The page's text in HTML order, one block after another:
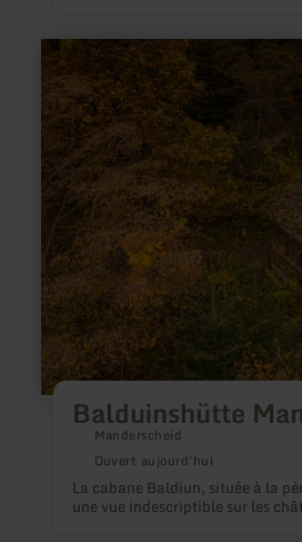
Balduinshütte
Manderscheid
Ouvert aujourd'hui
La cabane Baldiun, située à la
une vue indescriptible sur les
savoir
plus
sur
:
Balduinshütte
Manderscheid